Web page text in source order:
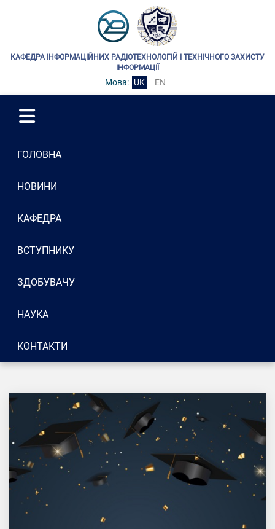
КАФЕДРА ІНФОРМАЦІЙНИХ РАДІОТЕХНОЛОГІЙ І ТЕХНІЧНОГО ЗАХИСТУ
ІНФОРМАЦІЇ
Мова: UK EN
ГОЛОВНА
НОВИНИ
КАФЕДРА
ВСТУПНИКУ
ЗДОБУВАЧУ
НАУКА
КОНТАКТИ